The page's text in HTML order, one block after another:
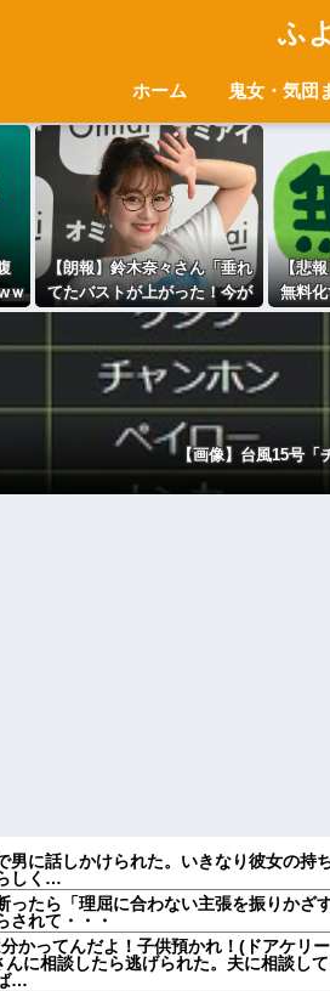
ふ
ホーム 鬼女・気団
ｗ
【朗報】鈴木奈々さん「垂れ
てたバストが上がった！今が
一番大きい！」豊満な下着姿
を公開ｗｗｗｗｗｗｗｗｗｗ
【悲
無料
放
【画像】台風15号
男に話しかけられた。いきなり彼女の持
しく…
ったら「理屈に合わない主張を振りかざ
されて・・・
かってんだよ！子供預かれ！(ドアケリー
に相談したら逃げられた。夫に相談し
…